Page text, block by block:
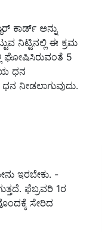
ಕಾರ್ಡ್ ಅನ್ನು
ನಿಟ್ಟಿನಲ್ಲಿ ಈ ಕ್ರಮ
ಘೋಷಿಸಿರುವಂತೆ 5
ಧನ
ನೀಡಲಾಗುವುದು.
ಇರಬೇಕು. -
ಫೆಬ್ರವರಿ 1ರ
ಸೇರಿದ